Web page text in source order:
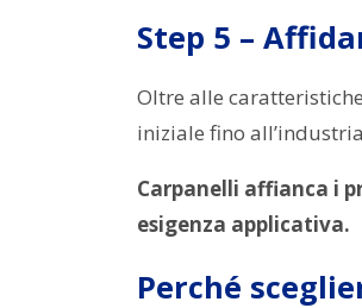
Step 5 –
Oltre alle
iniziale fino
Carpanelli affianca i
esigenza applicativa.
Perché